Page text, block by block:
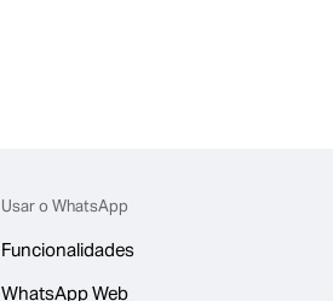
Usar o WhatsApp
Funcionalidades
WhatsApp Web